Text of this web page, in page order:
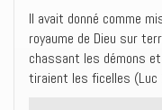
Il avait donné comme
royaume de Dieu sur
chassant les démons
tiraient les ficelles (Luc